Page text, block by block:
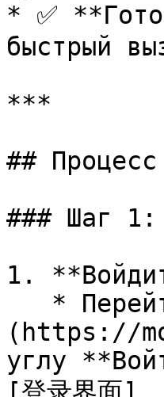
* ✅
быстрый
***
##
### Шаг 1:
1.
(https://
углу